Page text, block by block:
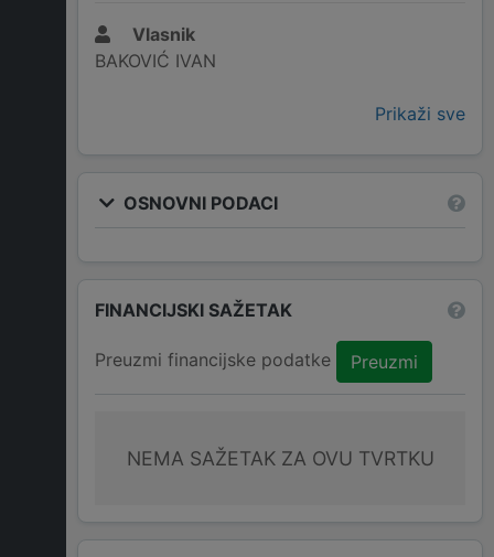
Vlasnik
BAKOVIĆ IVAN
Prikaži sve
OSNOVNI PODACI
FINANCIJSKI SAŽETAK
Preuzmi financijske podatke Preuzmi
NEMA SAŽETAK ZA OVU TVRTKU